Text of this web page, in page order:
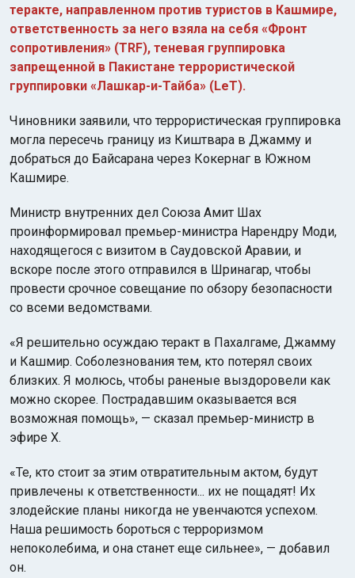
теракте, направленном против туристов в Кашмире,
ответственность за него взяла на себя «Фронт
сопротивления» (TRF), теневая группировка
запрещенной в Пакистане террористической
группировки «Лашкар-и-Тайба» (LeT).
Чиновники заявили, что террористическая группировка
могла пересечь границу из Киштвара в Джамму и
добраться до Байсарана через Кокернаг в Южном
Кашмире.
Министр внутренних дел Союза Амит Шах
проинформировал премьер-министра Нарендру Моди,
находящегося с визитом в Саудовской Аравии, и
вскоре после этого отправился в Шринагар, чтобы
провести срочное совещание по обзору безопасности
со всеми ведомствами.
«Я решительно осуждаю теракт в Пахалгаме, Джамму
и Кашмир. Соболезнования тем, кто потерял своих
близких. Я молюсь, чтобы раненые выздоровели как
можно скорее. Пострадавшим оказывается вся
возможная помощь», — сказал премьер-министр в
эфире X.
«Те, кто стоит за этим отвратительным актом, будут
привлечены к ответственности... их не пощадят! Их
злодейские планы никогда не увенчаются успехом.
Наша решимость бороться с терроризмом
непоколебима, и она станет еще сильнее», — добавил
он.